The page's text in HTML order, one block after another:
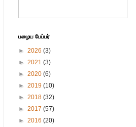
பழைய பேப்பர்
► 2026 (3)
► 2021 (3)
► 2020 (6)
► 2019 (10)
► 2018 (32)
► 2017 (57)
► 2016 (20)